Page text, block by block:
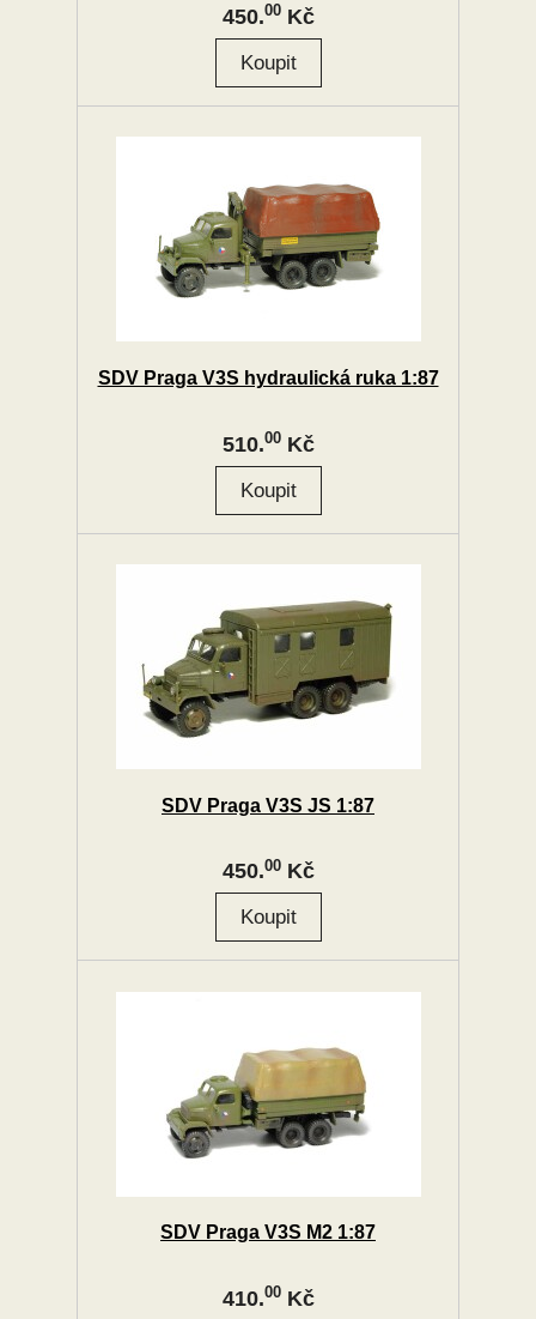
450.00Kč
SDV Praga V3S hydraulická ruka 1:87
510.00Kč
SDV Praga V3S JS 1:87
450.00Kč
SDV Praga V3S M2 1:87
410.00Kč